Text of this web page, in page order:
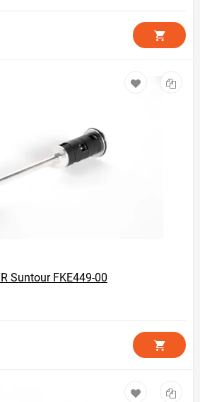
Suntour FKE449-00